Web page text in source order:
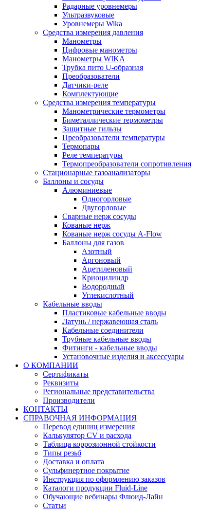
Радарные уровнемеры
Ультразвуковые
Уровнемеры Wika
Средства измерения давления
Манометры
Цифровые манометры
Манометры WIKA
Трубка пито U-образная
Преобразователи
Датчики-реле
Комплектующие
Средства измерения температуры
Манометрические термометры
Биметаллические термометры
Защитные гильзы
Преобразователи температуры
Термопары
Реле температуры
Термопреобразователи сопротивления
Стационарные газоанализаторы
Баллоны и сосуды
Алюминиевые
Одногорловые
Двугорловые
Сварные нерж сосуды
Кованые нерж
Кованые нерж сосуды A-Flow
Баллоны для газов
Азотный
Аргоновый
Ацетиленовый
Криоцилиндр
Водородный
Углекислотный
Кабельные вводы
Пластиковые кабельные вводы
Латунь / нержавеющая сталь
Кабельные соединители
Трубные кабельные вводы
Фитинги - кабельные вводы
Установочные изделия и аксессуары
О КОМПАНИИ
Сертификаты
Реквизиты
Региональные представительства
Производители
КОНТАКТЫ
СПРАВОЧНАЯ ИНФОРМАЦИЯ
Перевод единиц измерения
Калькулятор CV и расхода
Таблица коррозионной стойкости
Типы резьб
Доставка и оплата
Сульфинертное покрытие
Инструкция по оформлению заказов
Каталоги продукции Fluid-Line
Обучающие вебинары Флюид-Лайн
Статьи